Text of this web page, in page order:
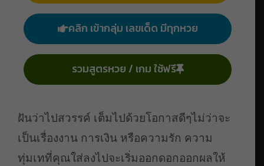
คลิก เข้ากลุ่ม เลขเด็ด มีทุกหวย
รวมสูตรหวย / เกม ใช้ฟรี
ฝันว่าไปสวรรค์ เต็มไปด้วยโอกาสดีๆไม่ว่าจะ
เป็นเรื่องงาน การเงิน หรือความรัก ความ
ทุ่มเทที่คุณใส่ลงไปจะเริ่มออกดอกออกผลให้